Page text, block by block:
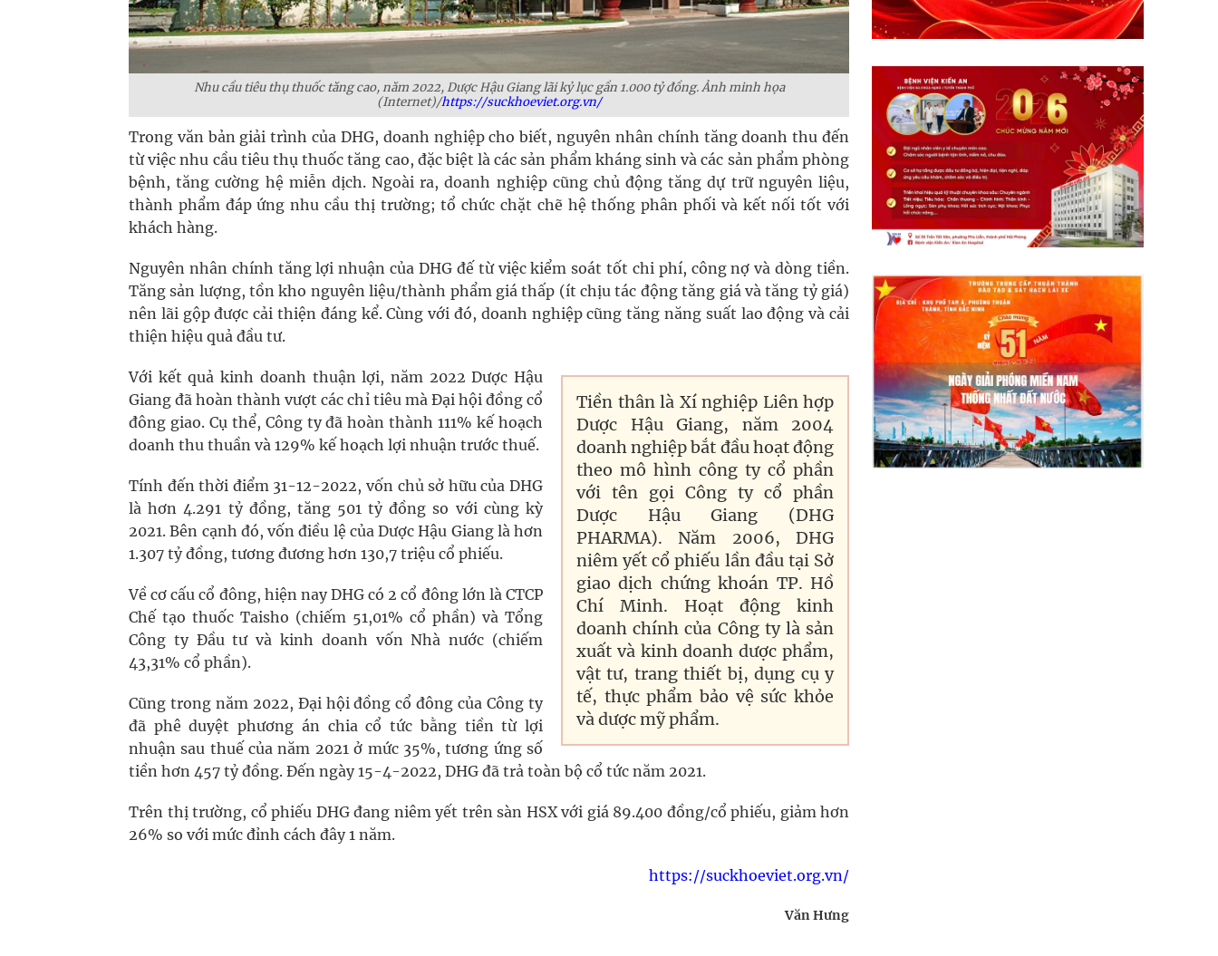
Nhu cầu tiêu thụ thuốc tăng cao, năm 2022, Dược Hậu Giang lãi kỷ lục gần 1.000 tỷ đồng. Ảnh minh họa
(Internet)/https://suckhoeviet.org.vn/
Trong văn bản giải trình của DHG, doanh nghiệp cho biết, nguyên nhân chính tăng doanh thu đến
từ việc nhu cầu tiêu thụ thuốc tăng cao, đặc biệt là các sản phẩm kháng sinh và các sản phẩm phòng
bệnh, tăng cường hệ miễn dịch. Ngoài ra, doanh nghiệp cũng chủ động tăng dự trữ nguyên liệu,
thành phẩm đáp ứng nhu cầu thị trường; tổ chức chặt chẽ hệ thống phân phối và kết nối tốt với
khách hàng.
Nguyên nhân chính tăng lợi nhuận của DHG đế từ việc kiểm soát tốt chi phí, công nợ và dòng tiền.
Tăng sản lượng, tồn kho nguyên liệu/thành phẩm giá thấp (ít chịu tác động tăng giá và tăng tỷ giá)
nên lãi gộp được cải thiện đáng kể. Cùng với đó, doanh nghiệp cũng tăng năng suất lao động và cải
thiện hiệu quả đầu tư.
Tiền thân là Xí nghiệp Liên hợp
Dược Hậu Giang, năm 2004
doanh nghiệp bắt đầu hoạt động
theo mô hình công ty cổ phần
với tên gọi Công ty cổ phần
Dược Hậu Giang (DHG
PHARMA). Năm 2006, DHG
niêm yết cổ phiếu lần đầu tại Sở
giao dịch chứng khoán TP. Hồ
Chí Minh. Hoạt động kinh
doanh chính của Công ty là sản
xuất và kinh doanh dược phẩm,
vật tư, trang thiết bị, dụng cụ y
tế, thực phẩm bảo vệ sức khỏe
và dược mỹ phẩm.
Với kết quả kinh doanh thuận lợi, năm 2022 Dược Hậu
Giang đã hoàn thành vượt các chỉ tiêu mà Đại hội đồng cổ
đông giao. Cụ thể, Công ty đã hoàn thành 111% kế hoạch
doanh thu thuần và 129% kế hoạch lợi nhuận trước thuế.
Tính đến thời điểm 31-12-2022, vốn chủ sở hữu của DHG
là hơn 4.291 tỷ đồng, tăng 501 tỷ đồng so với cùng kỳ
2021. Bên cạnh đó, vốn điều lệ của Dược Hậu Giang là hơn
1.307 tỷ đồng, tương đương hơn 130,7 triệu cổ phiếu.
Về cơ cấu cổ đông, hiện nay DHG có 2 cổ đông lớn là CTCP
Chế tạo thuốc Taisho (chiếm 51,01% cổ phần) và Tổng
Công ty Đầu tư và kinh doanh vốn Nhà nước (chiếm
43,31% cổ phần).
Cũng trong năm 2022, Đại hội đồng cổ đông của Công ty
đã phê duyệt phương án chia cổ tức bằng tiền từ lợi
nhuận sau thuế của năm 2021 ở mức 35%, tương ứng số
tiền hơn 457 tỷ đồng. Đến ngày 15-4-2022, DHG đã trả toàn bộ cổ tức năm 2021.
Trên thị trường, cổ phiếu DHG đang niêm yết trên sàn HSX với giá 89.400 đồng/cổ phiếu, giảm hơn
26% so với mức đỉnh cách đây 1 năm.
https://suckhoeviet.org.vn/
Văn Hưng